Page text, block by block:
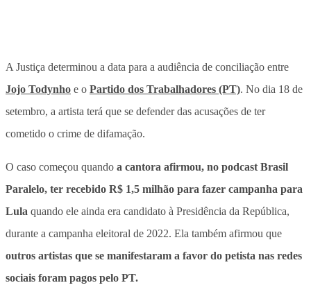
A Justiça determinou a data para a audiência de conciliação entre
Jojo Todynho e o Partido dos Trabalhadores (PT). No dia 18 de
setembro, a artista terá que se defender das acusações de ter
cometido o crime de difamação.
O caso começou quando a cantora afirmou, no podcast Brasil
Paralelo, ter recebido R$ 1,5 milhão para fazer campanha para
Lula quando ele ainda era candidato à Presidência da República,
durante a campanha eleitoral de 2022. Ela também afirmou que
outros artistas que se manifestaram a favor do petista nas redes
sociais foram pagos pelo PT.